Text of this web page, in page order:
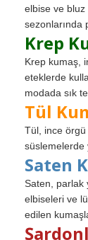
elbise ve bluz
sezonlarında
Krep
Krep kumaş,
eteklerde
modada sık
Tül
Tül, ince örgü
süslemelerde
Saten
Saten, parlak
elbiseleri ve
edilen